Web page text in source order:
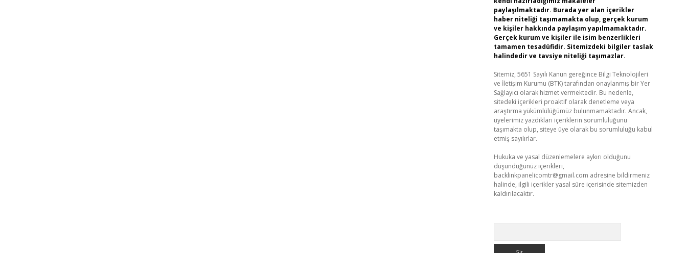
paylaşılmaktadır. Burada yer alan içerikler
haber niteliği taşımamakta olup, gerçek kurum
ve kişiler hakkında paylaşım yapılmamaktadır.
Gerçek kurum ve kişiler ile isim benzerlikleri
tamamen tesadüfidir. Sitemizdeki bilgiler taslak
halindedir ve tavsiye niteliği taşımazlar.
Sitemiz, 5651 Sayılı Kanun gereğince Bilgi Teknolojileri
ve İletişim Kurumu (BTK) tarafından onaylanmış bir Yer
Sağlayıcı olarak hizmet vermektedir. Bu nedenle,
sitedeki içerikleri proaktif olarak denetleme veya
araştırma yükümlülüğümüz bulunmamaktadır. Ancak,
üyelerimiz yazdıkları içeriklerin sorumluluğunu
taşımakta olup, siteye üye olarak bu sorumluluğu kabul
etmiş sayılırlar.
Hukuka ve yasal düzenlemelere aykırı olduğunu
düşündüğünüz içerikleri,
backlinkpanelicomtr@gmail.com adresine bildirmeniz
halinde, ilgili içerikler yasal süre içerisinde sitemizden
kaldırılacaktır.